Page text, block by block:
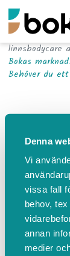
Denna
Vi
vissa fall
behov,
annan
medier
linnsbodycare
Bokas
Behöver du